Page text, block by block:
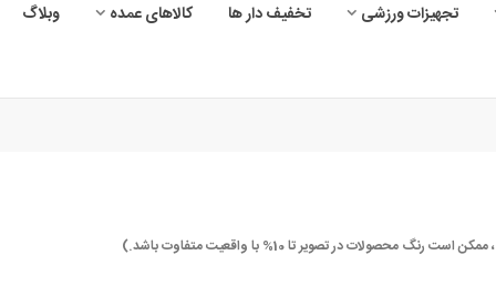
تجهیزات ورزشی تخفیف دار ها کالاهای عمده وبلاگ
در تصویر تا 10% با واقعیت متفاوت باشد.)